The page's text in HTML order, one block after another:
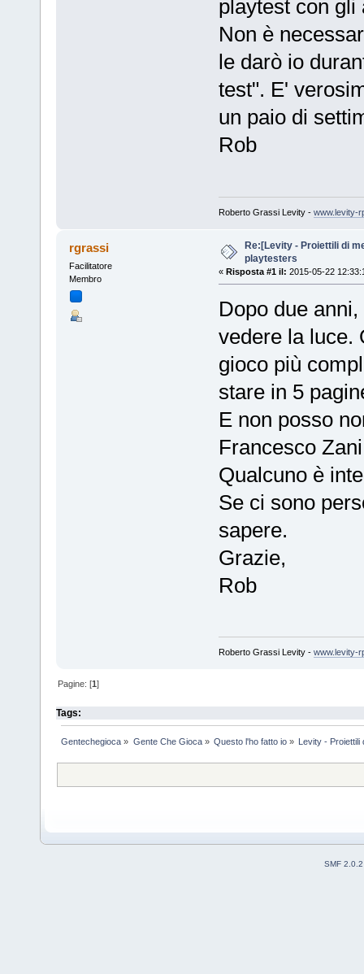
playtest con gli
Non è
le darò io
test". E'
un paio di
Rob
Roberto Grassi Levity - www.levity-
rgrassi
Facilitatore
Membro
Re:[Levity - Proiettili di
playtesters
« Risposta #1 il: 2015-05-22
Dopo due
vedere la luce.
gioco più
stare in 5
E non posso
Francesco
Qualcuno è
Se ci sono
sapere.
Grazie,
Rob
Roberto Grassi Levity - www.levity-
Pagine: [1]
Tags:
Gentechegioca » Gente Che Gioca» Questo l'ho fatto io» Levity - Proiettili
SMF 2.0.2